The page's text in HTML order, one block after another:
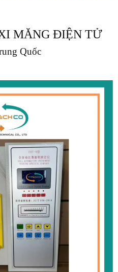
MĂNG ĐIỆN TỬ
Quốc